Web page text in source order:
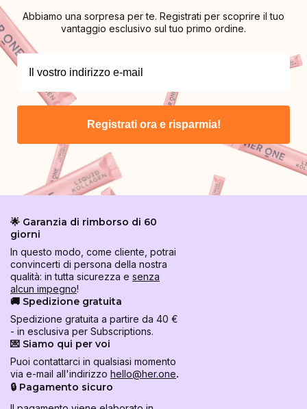
Abbiamo una sorpresa per te. Registrati per scoprire il tuo
vantaggio esclusivo sul tuo primo ordine.
Registrati ora e risparmia!
🌟 Garanzia di rimborso di 60
giorni
In questo modo, come cliente, potrai
convincerti di persona della nostra
qualità: in tutta sicurezza e senza
alcun impegno!
🚚 Spedizione gratuita
Spedizione gratuita a partire da 40 €
- in esclusiva per Subscriptions.
💌 Siamo qui per voi
Puoi contattarci in qualsiasi momento
via e-mail all'indirizzo hello@her.one.
🔒 Pagamento sicuro